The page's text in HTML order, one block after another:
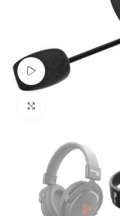
Pogledaj Video